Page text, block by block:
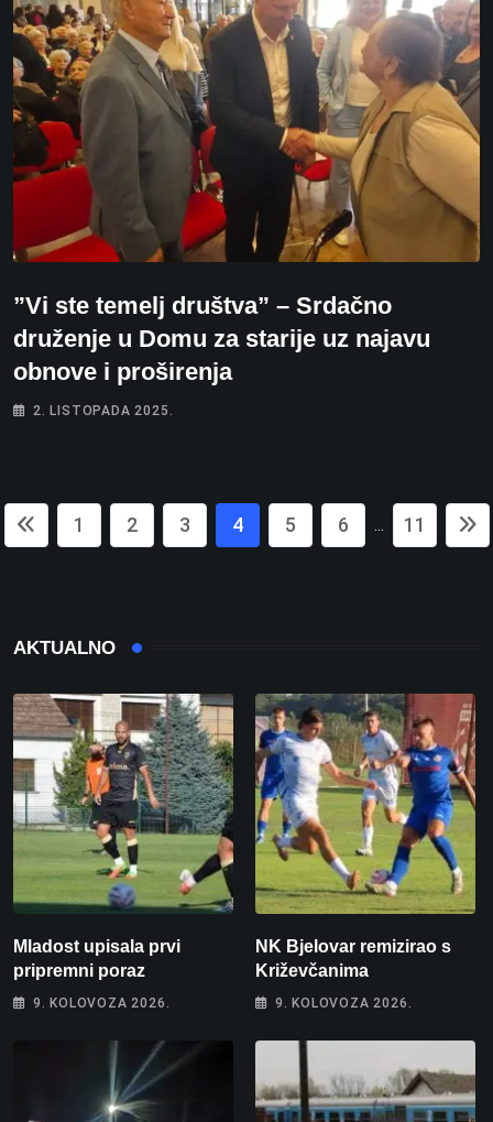
”Vi ste temelj društva” – Srdačno
druženje u Domu za starije uz najavu
obnove i proširenja
2. LISTOPADA 2025.
1 2 3 4 5 6 ... 11
AKTUALNO
Mladost upisala prvi
pripremni poraz
9. KOLOVOZA 2026.
NK Bjelovar remizirao s
Križevčanima
9. KOLOVOZA 2026.